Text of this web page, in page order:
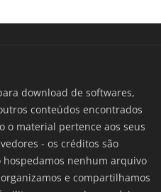
download de softwares,
conteúdos encontrados
o material pertence aos seus
- os créditos são
nenhum arquivo
e compartilhamos